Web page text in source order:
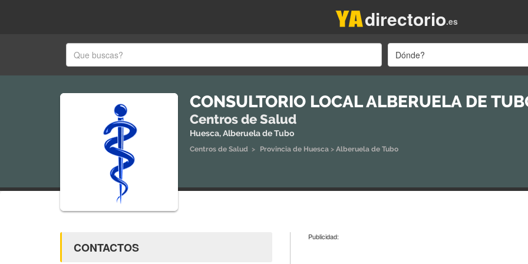
.es
directorio
Dónde?
CONSULTORIO LOCAL ALBERUELA DE
Centros de Salud
Huesca, Alberuela de Tubo
Centros de Salud > Provincia de Huesca > Alberuela de Tubo
CONTACTOS
Publicidad: